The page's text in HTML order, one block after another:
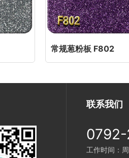
常规葱粉板 F802
联系我们
工作时间：